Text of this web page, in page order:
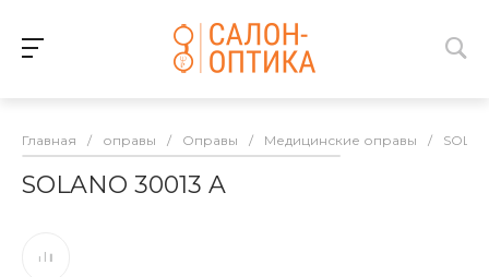
Главная / оправы / Оправы / Медицинские оправы /
SOLANO 30013 A